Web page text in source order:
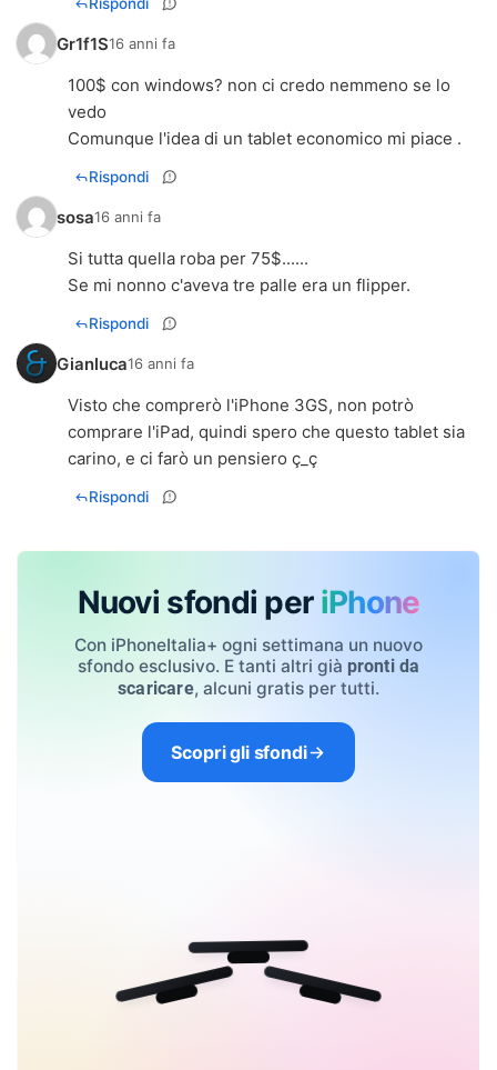
Gr1f1S16 anni fa
100$ con windows? non ci credo nemmeno se lo
vedo
Comunque l'idea di un tablet economico mi piace .
Rispondi
sosa16 anni fa
Si tutta quella roba per 75$......
Se mi nonno c'aveva tre palle era un flipper.
Rispondi
Gianluca16 anni fa
Visto che comprerò l'iPhone 3GS, non potrò
comprare l'iPad, quindi spero che questo tablet sia
carino, e ci farò un pensiero ç_ç
Rispondi
Nuovi sfondi per iPhone
Con iPhoneItalia+ ogni settimana un nuovo
sfondo esclusivo. E tanti altri già pronti da
scaricare, alcuni gratis per tutti.
Scopri gli sfondi